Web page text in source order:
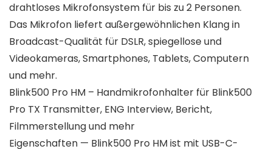
drahtloses Mikrofonsystem für bis zu 2 Personen.
Das Mikrofon liefert außergewöhnlichen Klang in
Broadcast-Qualität für DSLR, spiegellose und
Videokameras, Smartphones, Tablets, Computern
und mehr.
Blink500 Pro HM – Handmikrofonhalter für Blink500
Pro TX Transmitter, ENG Interview, Bericht,
Filmmerstellung und mehr
Eigenschaften — Blink500 Pro HM ist mit USB-C-